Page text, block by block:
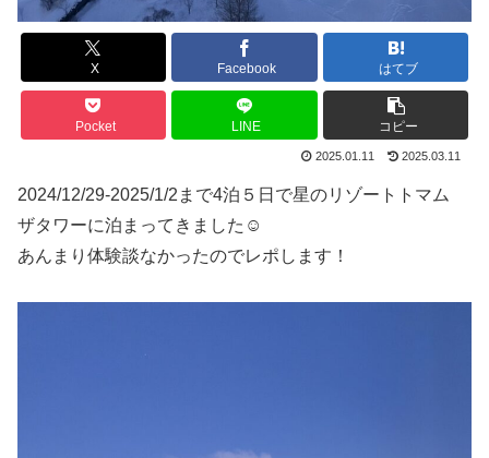
X Facebook はてブ
Pocket LINE コピー
2025.01.11 2025.03.11
2024/12/29-2025/1/2まで4泊５日で星のリゾートトマム
ザタワーに泊まってきました☺️
あんまり体験談なかったのでレポします！